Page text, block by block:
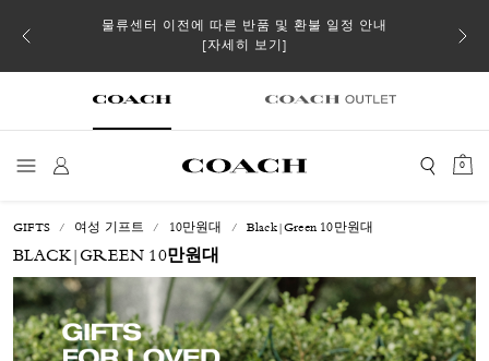
스트
물류센터 이전에 따른 반품 및 환불 일정 안내
[자세히 보기]
일부
0
GIFTS 여성 기프트 10만원대 Black|Green 10만원대
BLACK|GREEN 10만원대